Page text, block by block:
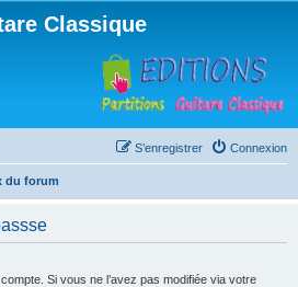
Classique
Connexion
S’enregistrer
du forum
Si vous ne l’avez pas modifiée via votre